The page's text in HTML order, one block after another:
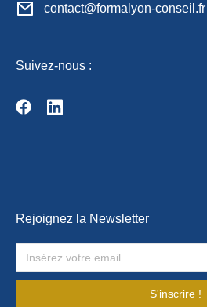
contact@formalyon-conseil.fr
Suivez-nous :
Rejoignez la Newsletter
S'inscrire !